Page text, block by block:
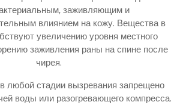
заживляющим и
влиянием на кожу. Вещества в
увеличению уровня местного
заживления раны на спине после
чирея.
любой стадии вызревания запрещено
воды или разогревающего компресса.